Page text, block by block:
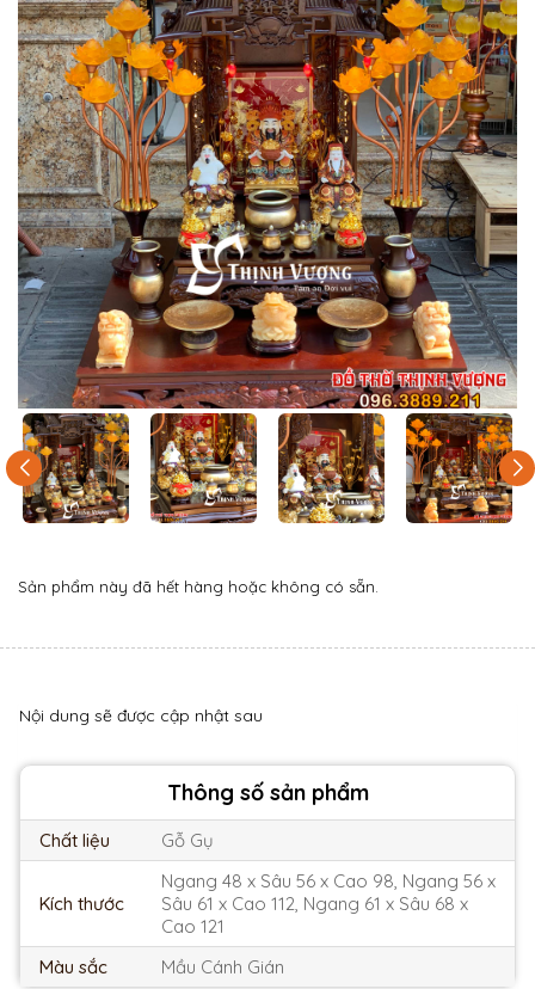
Sản phẩm này đã hết hàng hoặc không có sẵn.
Thông số sản phẩm
Chất liệu Gỗ Gụ
Kích thước
Ngang 48 x Sâu 56 x Cao 98, Ngang 56 x
Sâu 61 x Cao 112, Ngang 61 x Sâu 68 x
Cao 121
Màu sắc
Mầu Cánh Gián
Nội dung sẽ được cập nhật sau